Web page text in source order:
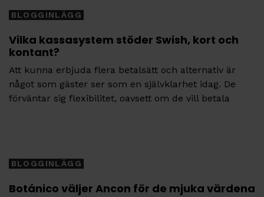
BLOGGINLÄGG
Vilka kassasystem stöder Swish, kort och
kontant?
Att kunna erbjuda flera betalsätt och alternativ är
något som gäster ser som en självklarhet idag. De
förväntar sig flexibilitet, oavsett om de vill betala
BLOGGINLÄGG
Botánico väljer Ancon för de mjuka värdena